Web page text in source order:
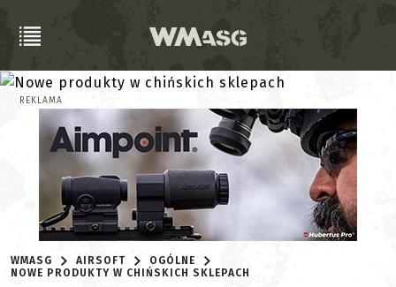
REKLAMA
WMASG AIRSOFT
OGÓLNE
NOWE PRODUKTY W CHIŃSKICH SKLEPACH